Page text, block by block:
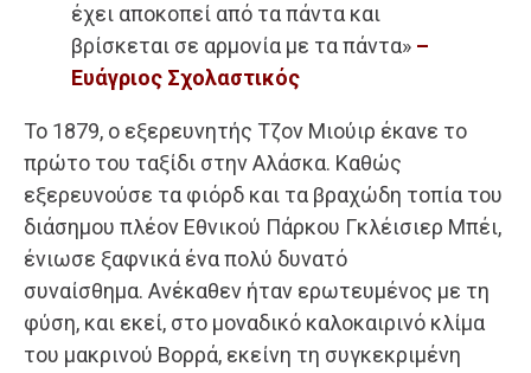
έχει αποκοπεί από τα πάντα και
βρίσκεται σε αρμονία με τα πάντα» –
Ευάγριος Σχολαστικός
Το 1879, ο εξερευνητής Τζον Μιούιρ έκανε το
πρώτο του ταξίδι στην Αλάσκα. Καθώς
εξερευνούσε τα φιόρδ και τα βραχώδη τοπία του
διάσημου πλέον Εθνικού Πάρκου Γκλέισιερ Μπέι,
ένιωσε ξαφνικά ένα πολύ δυνατό
συναίσθημα. Ανέκαθεν ήταν ερωτευμένος με τη
φύση, και εκεί, στο μοναδικό καλοκαιρινό κλίμα
του μακρινού Βορρά, εκείνη τη συγκεκριμένη